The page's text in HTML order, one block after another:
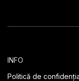
INFO
Politică de